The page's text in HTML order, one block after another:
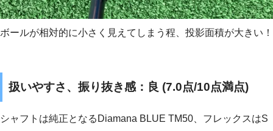
ボールが相対的に小さく見えてしまう程、投影面積が大きい！
扱いやすさ、振り抜き感：良 (7.0点/10点満点)
シャフトは純正となるDiamana BLUE TM50、フレックスはS